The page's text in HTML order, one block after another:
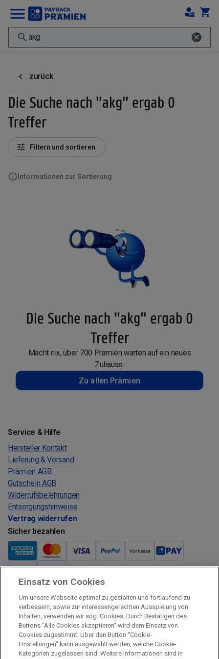
zurück
Die Suche nach "akg" ergab 0
Treffer
Informationen zur Sortierung
Filtern und sortieren
Die Suche nach "akg" ergab 0
Treffer
Macht nix, über 700 Prämien warten auf ein neues
Zuhause.
Zu allen Prämien
Service & Hilfe
Hersteller Kontakt
Lieferung & Versand
Prämien AGB
Gutschein AGB
Widerrufsbelehrungen
Entsorgungshinweise
Vertrag widerrufen
Sicher bezahlen
Verkauf und Versand
Kostenloser Versand:
Verkauf und Versand durch:
Verkauf Gutscheine durch:
Sicher einkaufen
Einsatz von Cookies
Um unsere Webseite optimal zu gestalten und fortlaufend zu
verbessern, sowie zur interessengerechten Ausspielung von
Inhalten, verwenden wir sog. Cookies. Durch Bestätigen des
Buttons "Alle Cookies akzeptieren" wird dem Einsatz von
Cookies zugestimmt. Über den Button "Cookie-
Einstellungen" kann ausgewählt werden, welche Cookie-
Kategorien zugelassen sind. Weitere Informationen sind in